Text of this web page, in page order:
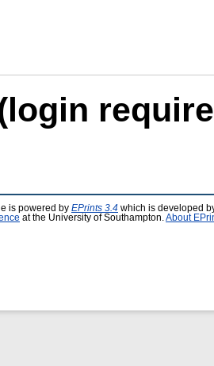
is powered by EPrints 3.4 which is developed
at the University of Southampton. About